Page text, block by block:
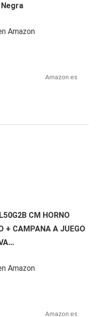
Amazon
Amazon.es
CM HORNO
+ CAMPANA A JUEGO
Amazon
Amazon.es